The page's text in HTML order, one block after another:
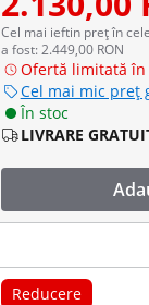
Cel mai ieftin preț în
a fost: 2.449,00 RON
Ofertă limitată
Cel mai mic preț
În stoc
LIVRARE
Reducere